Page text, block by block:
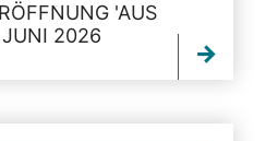
'AUS
JUNI 2026